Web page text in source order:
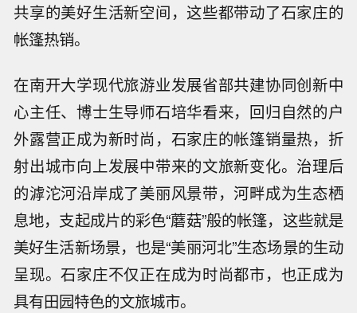
共享的美好生活新空间，这些都带动了石家庄的
帐篷热销。
在南开大学现代旅游业发展省部共建协同创新中
心主任、博士生导师石培华看来，回归自然的户
外露营正成为新时尚，石家庄的帐篷销量热，折
射出城市向上发展中带来的文旅新变化。治理后
的滹沱河沿岸成了美丽风景带，河畔成为生态栖
息地，支起成片的彩色“蘑菇”般的帐篷，这些就是
美好生活新场景，也是“美丽河北”生态场景的生动
呈现。石家庄不仅正在成为时尚都市，也正成为
具有田园特色的文旅城市。